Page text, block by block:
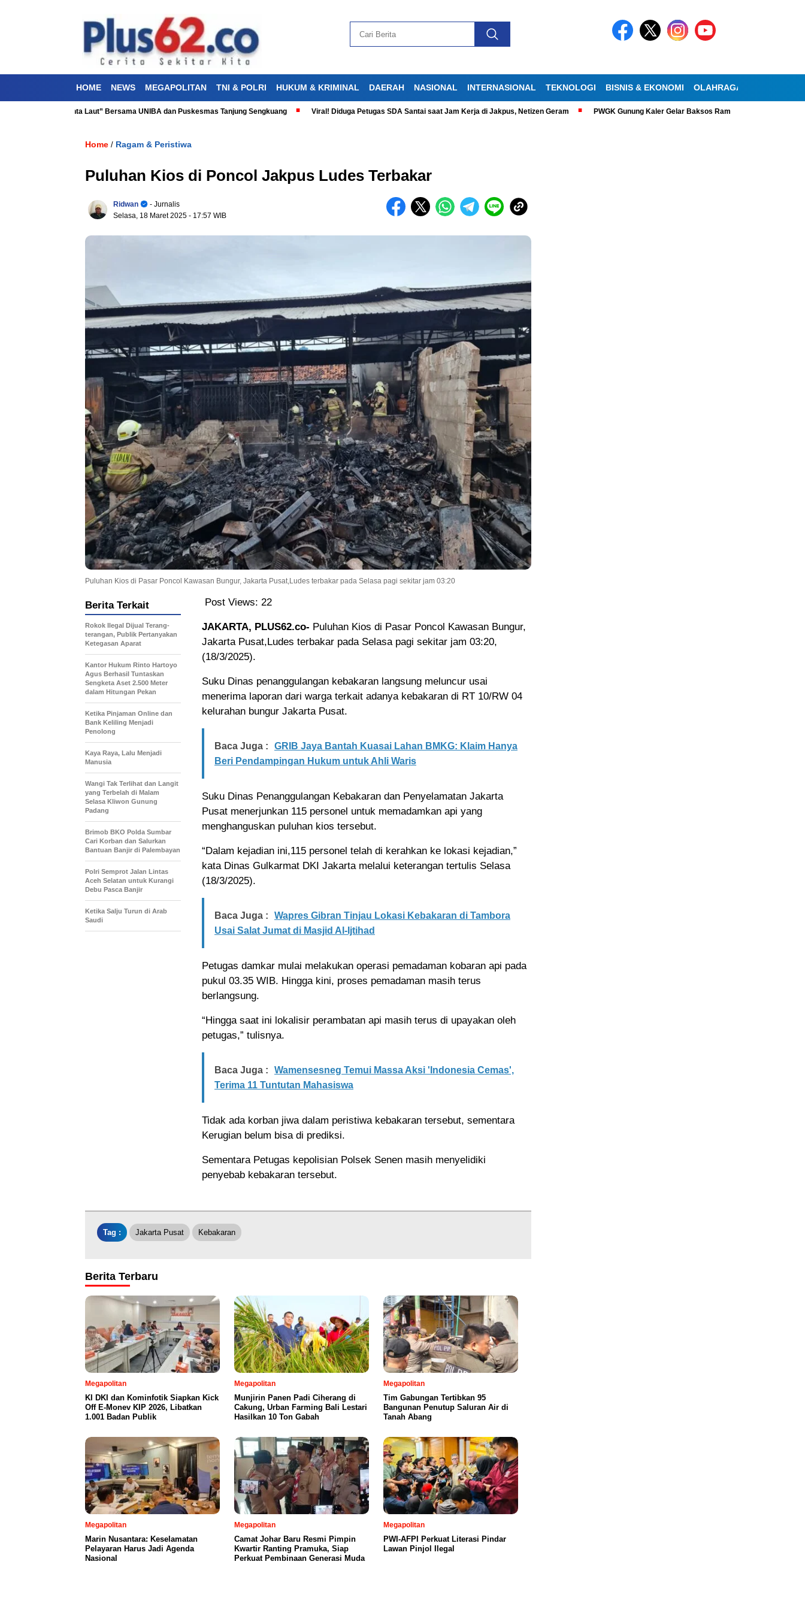
HOME NEWS MEGAPOLITAN TNI & POLRI HUKUM & KRIMINAL DAERAH NASIONAL INTERNASIONAL TEKNOLOGI BISNIS & EKONOMI OLAHRAGA
“Aku Cinta Laut” Bersama UNIBA dan Puskesmas Tanjung Sengkuang Viral! Diduga Petugas SDA Santai saat Jam Kerja di Jakpus, Netizen Geram PWGK Gunung Kaler Gelar Baksos Ramadan, Bantu Lansia
Home / Ragam & Peristiwa
Puluhan Kios di Poncol Jakpus Ludes Terbakar
Ridwan
- Jurnalis
Selasa, 18 Maret 2025 - 17:57 WIB
Puluhan Kios di Pasar Poncol Kawasan Bungur, Jakarta Pusat,Ludes terbakar pada Selasa pagi sekitar jam 03:20
Post Views: 22
JAKARTA, PLUS62.co- Puluhan Kios di Pasar Poncol Kawasan Bungur,
Jakarta Pusat,Ludes terbakar pada Selasa pagi sekitar jam 03:20,
(18/3/2025).
Suku Dinas penanggulangan kebakaran langsung meluncur usai
menerima laporan dari warga terkait adanya kebakaran di RT 10/RW 04
kelurahan bungur Jakarta Pusat.
Baca Juga :
GRIB Jaya Bantah Kuasai Lahan BMKG: Klaim Hanya
Beri Pendampingan Hukum untuk Ahli Waris
Suku Dinas Penanggulangan Kebakaran dan Penyelamatan Jakarta
Pusat menerjunkan 115 personel untuk memadamkan api yang
menghanguskan puluhan kios tersebut.
“Dalam kejadian ini,115 personel telah di kerahkan ke lokasi kejadian,”
kata Dinas Gulkarmat DKI Jakarta melalui keterangan tertulis Selasa
(18/3/2025).
Baca Juga :
Wapres Gibran Tinjau Lokasi Kebakaran di Tambora
Usai Salat Jumat di Masjid Al-Ijtihad
Petugas damkar mulai melakukan operasi pemadaman kobaran api pada
pukul 03.35 WIB. Hingga kini, proses pemadaman masih terus
berlangsung.
“Hingga saat ini lokalisir perambatan api masih terus di upayakan oleh
petugas,” tulisnya.
Baca Juga :
Wamensesneg Temui Massa Aksi 'Indonesia Cemas',
Terima 11 Tuntutan Mahasiswa
Tidak ada korban jiwa dalam peristiwa kebakaran tersebut, sementara
Kerugian belum bisa di prediksi.
Sementara Petugas kepolisian Polsek Senen masih menyelidiki
penyebab kebakaran tersebut.
Berita Terkait
Rokok Ilegal Dijual Terang-
terangan, Publik Pertanyakan
Ketegasan Aparat
Kantor Hukum Rinto Hartoyo
Agus Berhasil Tuntaskan
Sengketa Aset 2.500 Meter
dalam Hitungan Pekan
Ketika Pinjaman Online dan
Bank Keliling Menjadi
Penolong
Kaya Raya, Lalu Menjadi
Manusia
Wangi Tak Terlihat dan Langit
yang Terbelah di Malam
Selasa Kliwon Gunung
Padang
Brimob BKO Polda Sumbar
Cari Korban dan Salurkan
Bantuan Banjir di Palembayan
Polri Semprot Jalan Lintas
Aceh Selatan untuk Kurangi
Debu Pasca Banjir
Ketika Salju Turun di Arab
Saudi
Tag : Jakarta Pusat Kebakaran
Berita Terbaru
Megapolitan
KI DKI dan Kominfotik Siapkan Kick
Off E-Monev KIP 2026, Libatkan
1.001 Badan Publik
Megapolitan
Munjirin Panen Padi Ciherang di
Cakung, Urban Farming Bali Lestari
Hasilkan 10 Ton Gabah
Megapolitan
Tim Gabungan Tertibkan 95
Bangunan Penutup Saluran Air di
Tanah Abang
Megapolitan
Marin Nusantara: Keselamatan
Pelayaran Harus Jadi Agenda
Nasional
Megapolitan
Camat Johar Baru Resmi Pimpin
Kwartir Ranting Pramuka, Siap
Perkuat Pembinaan Generasi Muda
Megapolitan
PWI-AFPI Perkuat Literasi Pindar
Lawan Pinjol Ilegal